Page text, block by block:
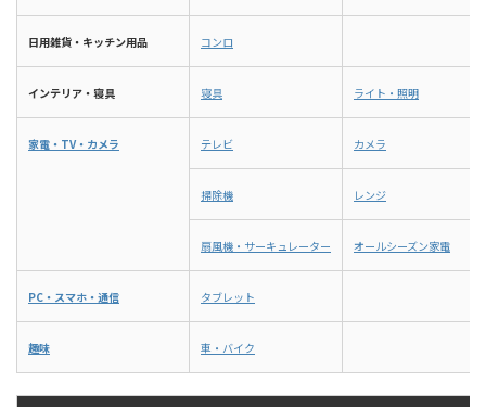
日用雑貨・キッチン用品 コンロ
インテリア・寝具 寝具 ライト・照明
家電・TV・カメラ テレビ カメラ
掃除機 レンジ
扇風機・サーキュレーター オールシーズン家電
PC・スマホ・通信 タブレット
趣味 車・バイク